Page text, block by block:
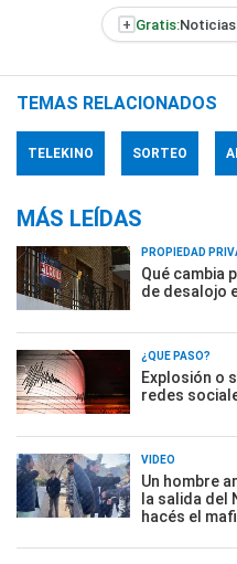
+ Gratis:Noticias
TEMAS RELACIONADOS
TELEKINO SORTEO
MÁS LEÍDAS
PROPIEDAD
Qué cambia
de desalojo
¿QUÉ PASÓ?
Explosión o
redes
VIDEO
Un hombre
la salida del
hacés el